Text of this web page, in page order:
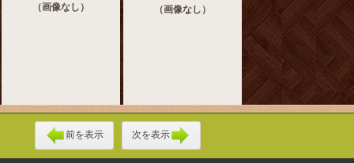
（画像なし） （画像なし）
前を表示 次を表示